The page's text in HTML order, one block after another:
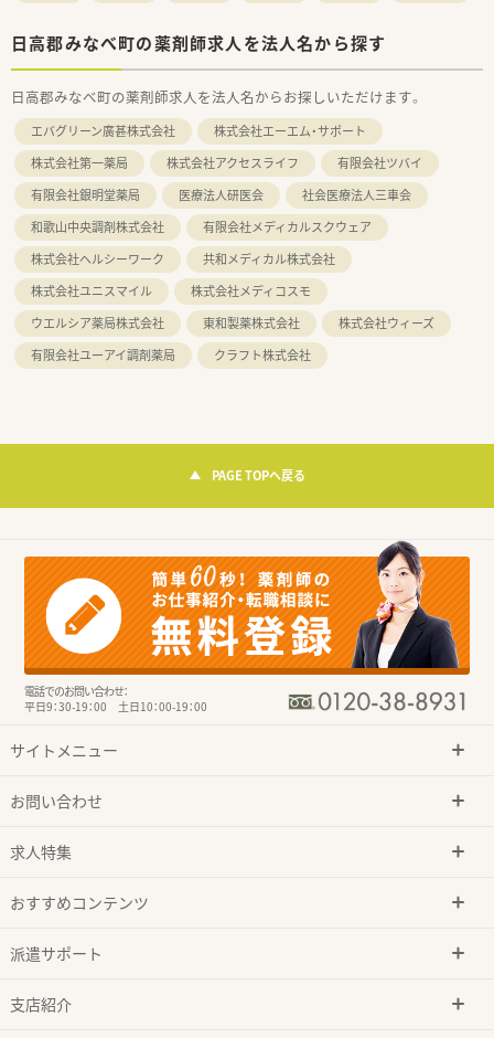
日高郡みなべ町の薬剤師求人を法人名から探す
日高郡みなべ町の薬剤師求人を法人名からお探しいただけます。
エバグリーン廣甚株式会社
株式会社エーエム・サポート
株式会社第一薬局
株式会社アクセスライフ
有限会社ツバイ
有限会社銀明堂薬局
医療法人研医会
社会医療法人三車会
和歌山中央調剤株式会社
有限会社メディカルスクウェア
株式会社ヘルシーワーク
共和メディカル株式会社
株式会社ユニスマイル
株式会社メディコスモ
ウエルシア薬局株式会社
東和製薬株式会社
株式会社ウィーズ
有限会社ユーアイ調剤薬局
クラフト株式会社
PAGE TOPへ戻る
電話でのお問い合わせ：
平日9：30-19：00 土日10：00-19：00
サイトメニュー
お問い合わせ
求人特集
おすすめコンテンツ
派遣サポート
支店紹介